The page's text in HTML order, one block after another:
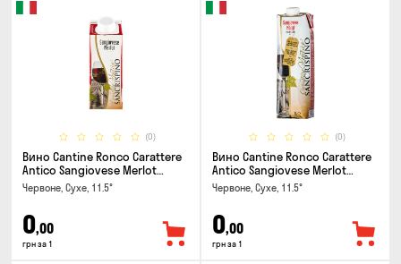
(0)
Вино Cantine Ronco Carattere
Antico Sangiovese Merlot
Rubicone IGT 0.25л
Червоне, Сухе, 11.5°
0,00
грн за 1
(0)
Вино Cantine Ronco Carattere
Antico Sangiovese Merlot
Rubicone IGT 1л
Червоне, Сухе, 11.5°
0,00
грн за 1